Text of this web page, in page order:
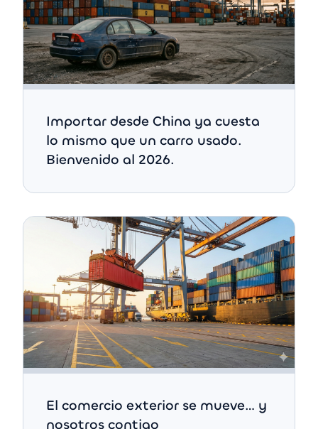
Importar desde China ya cuesta
lo mismo que un carro usado.
Bienvenido al 2026.
El comercio exterior se mueve… y
nosotros contigo